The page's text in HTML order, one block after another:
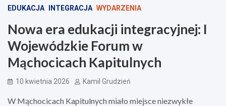
EDUKACJA INTEGRACJA WYDARZENIA
Nowa era edukacji integracyjnej: I
Wojewódzkie Forum w
Mąchocicach Kapitulnych
10 kwietnia 2026 Kamil Grudzień
W Mąchocicach Kapitulnych miało miejsce niezwykłe